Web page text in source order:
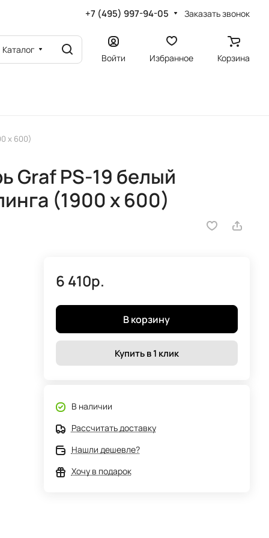
+7 (495) 997-94-05 Заказать звонок
Каталог
Войти Избранное Корзина
х 600)
Graf PS-19 белый
(1900 х 600)
6 410р.
В корзину
Купить в 1 клик
В наличии
Рассчитать доставку
Нашли дешевле?
Хочу в подарок